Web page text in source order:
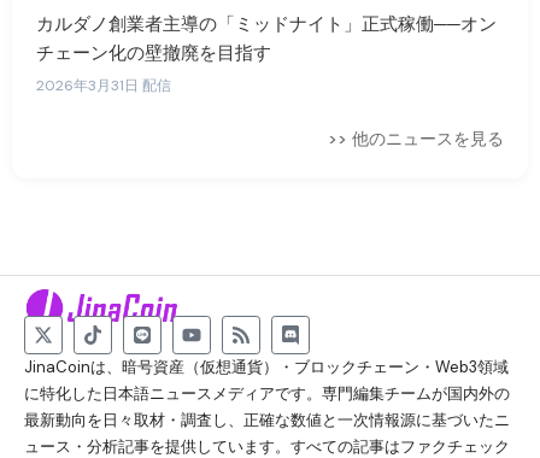
カルダノ創業者主導の「ミッドナイト」正式稼働──オン
チェーン化の壁撤廃を目指す
2026年3月31日 配信
>> 他のニュースを見る
JinaCoinは、暗号資産（仮想通貨）・ブロックチェーン・Web3領域
に特化した日本語ニュースメディアです。専門編集チームが国内外の
最新動向を日々取材・調査し、正確な数値と一次情報源に基づいたニ
ュース・分析記事を提供しています。すべての記事はファクチェック